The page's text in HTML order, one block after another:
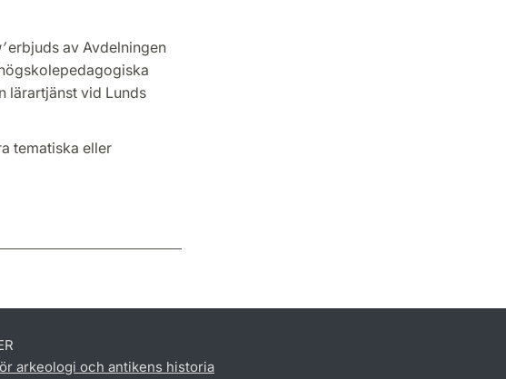
erbjuds av Avdelningen
lärartjänst vid Lunds
tematiska eller
arkeologi och antikens historia